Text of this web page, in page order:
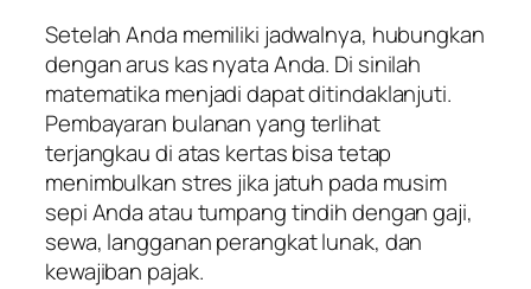
Setelah Anda memiliki jadwalnya, hubungkan
dengan arus kas nyata Anda. Di sinilah
matematika menjadi dapat ditindaklanjuti.
Pembayaran bulanan yang terlihat
terjangkau di atas kertas bisa tetap
menimbulkan stres jika jatuh pada musim
sepi Anda atau tumpang tindih dengan gaji,
sewa, langganan perangkat lunak, dan
kewajiban pajak.